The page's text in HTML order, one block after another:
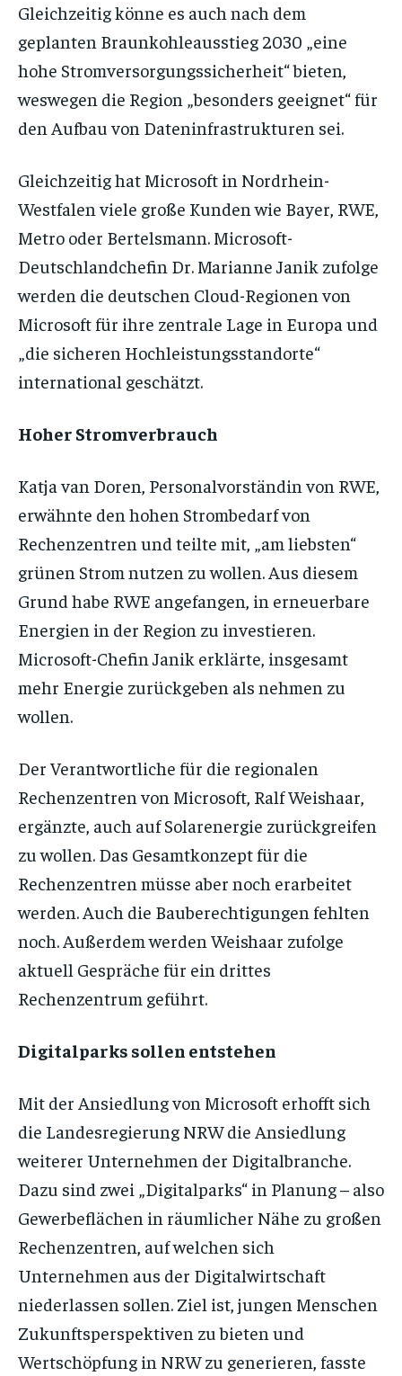
Gleichzeitig könne es auch nach dem
geplanten Braunkohleausstieg 2030 „eine
hohe Stromversorgungssicherheit“ bieten,
weswegen die Region „besonders geeignet“ für
den Aufbau von Dateninfrastrukturen sei.
Gleichzeitig hat Microsoft in Nordrhein-
Westfalen viele große Kunden wie Bayer, RWE,
Metro oder Bertelsmann. Microsoft-
Deutschlandchefin Dr. Marianne Janik zufolge
werden die deutschen Cloud-Regionen von
Microsoft für ihre zentrale Lage in Europa und
„die sicheren Hochleistungsstandorte“
international geschätzt.
Hoher Stromverbrauch
Katja van Doren, Personalvorständin von RWE,
erwähnte den hohen Strombedarf von
Rechenzentren und teilte mit, „am liebsten“
grünen Strom nutzen zu wollen. Aus diesem
Grund habe RWE angefangen, in erneuerbare
Energien in der Region zu investieren.
Microsoft-Chefin Janik erklärte, insgesamt
mehr Energie zurückgeben als nehmen zu
wollen.
Der Verantwortliche für die regionalen
Rechenzentren von Microsoft, Ralf Weishaar,
ergänzte, auch auf Solarenergie zurückgreifen
zu wollen. Das Gesamtkonzept für die
Rechenzentren müsse aber noch erarbeitet
werden. Auch die Bauberechtigungen fehlten
noch. Außerdem werden Weishaar zufolge
aktuell Gespräche für ein drittes
Rechenzentrum geführt.
Digitalparks sollen entstehen
Mit der Ansiedlung von Microsoft erhofft sich
die Landesregierung NRW die Ansiedlung
weiterer Unternehmen der Digitalbranche.
Dazu sind zwei „Digitalparks“ in Planung – also
Gewerbeflächen in räumlicher Nähe zu großen
Rechenzentren, auf welchen sich
Unternehmen aus der Digitalwirtschaft
niederlassen sollen. Ziel ist, jungen Menschen
Zukunftsperspektiven zu bieten und
Wertschöpfung in NRW zu generieren, fasste